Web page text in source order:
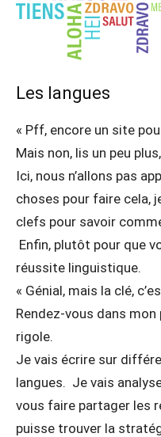
Les langues
« Pff, encore un site
Mais non, lis un peu
Ici, nous n’allons pas
choses pour faire cela,
clefs pour savoir
Enfin, plutôt pour que
réussite linguistique.
« Génial, mais la clé,
Rendez-vous dans
rigole.
Je vais écrire sur
langues. Je vais
vous faire partager les
puisse trouver la